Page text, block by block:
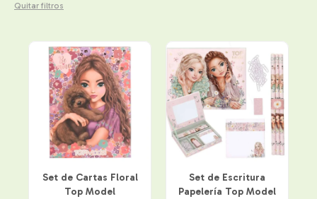
Quitar filtros
Set de Cartas Floral
Top Model
Set de Escritura
Papelería Top Model